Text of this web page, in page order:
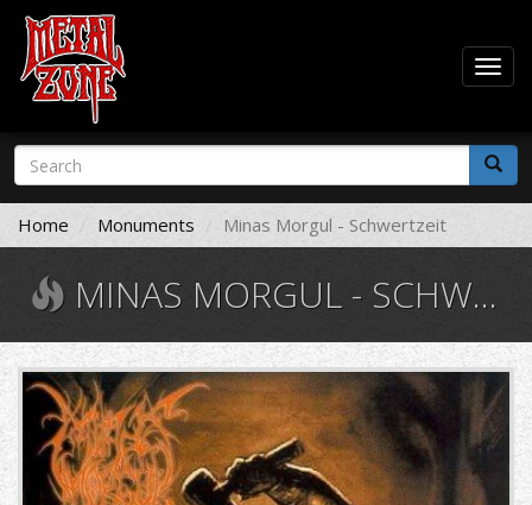
Skip
main
content
Search
form
Search
Home Monuments Minas Morgul - Schwertzeit
MINAS MORGUL - SCHWERTZEIT
25761.jpg